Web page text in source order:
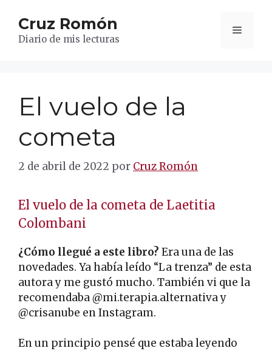
contenido
Cruz Romón
Diario de mis lecturas
Menú
El vuelo de la
cometa
2 de abril de 2022 por Cruz Romón
El vuelo de la cometa de Laetitia
Colombani
¿Cómo llegué a este libro? Era una de las
novedades. Ya había leído “La trenza” de esta
autora y me gustó mucho. También vi que la
recomendaba @mi.terapia.alternativa y
@crisanube en Instagram.
En un principio pensé que estaba leyendo